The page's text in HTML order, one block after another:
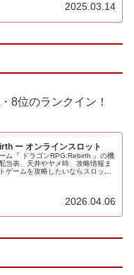
2025.03.14
8位のランクイン！
ー オンラインスロット
ム『 ドラゴンRPG:Rebirth 』の機
当表、天井やヤメ時、攻略情報ま
ゲームを攻略したいならスロッタ
2026.04.06